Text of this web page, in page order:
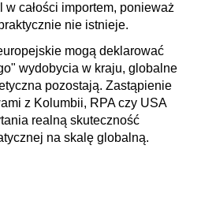
całości importem, ponieważ
nie istnieje.
mogą deklarować
wydobycia w kraju, globalne
pozostają. Zastąpienie
z Kolumbii, RPA czy USA
realną skuteczność
na skalę globalną.